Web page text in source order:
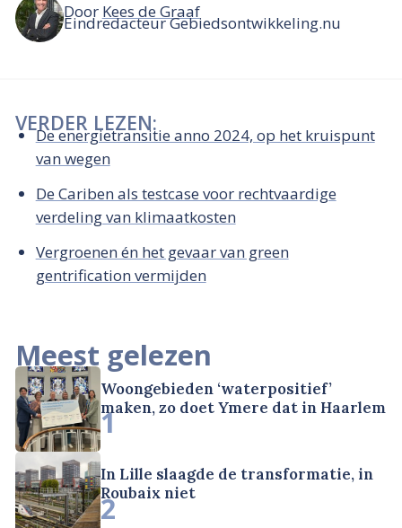
Door Kees de Graaf
Eindredacteur Gebiedsontwikkeling.nu
VERDER LEZEN:
De energietransitie anno 2024, op het kruispunt
van wegen
De Cariben als testcase voor rechtvaardige
verdeling van klimaatkosten
Vergroenen én het gevaar van green
gentrification vermijden
Meest gelezen
Woongebieden ‘waterpositief’
maken, zo doet Ymere dat in Haarlem
1
In Lille slaagde de transformatie, in
Roubaix niet
2